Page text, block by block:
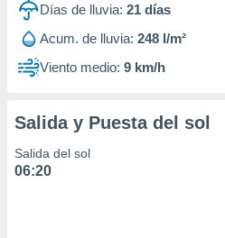
1199
Días de lluvia: 21 días
Acum. de lluvia: 248 l/m²
Viento medio: 9 km/h
Salida y Puesta del sol
Salida del sol
06:20